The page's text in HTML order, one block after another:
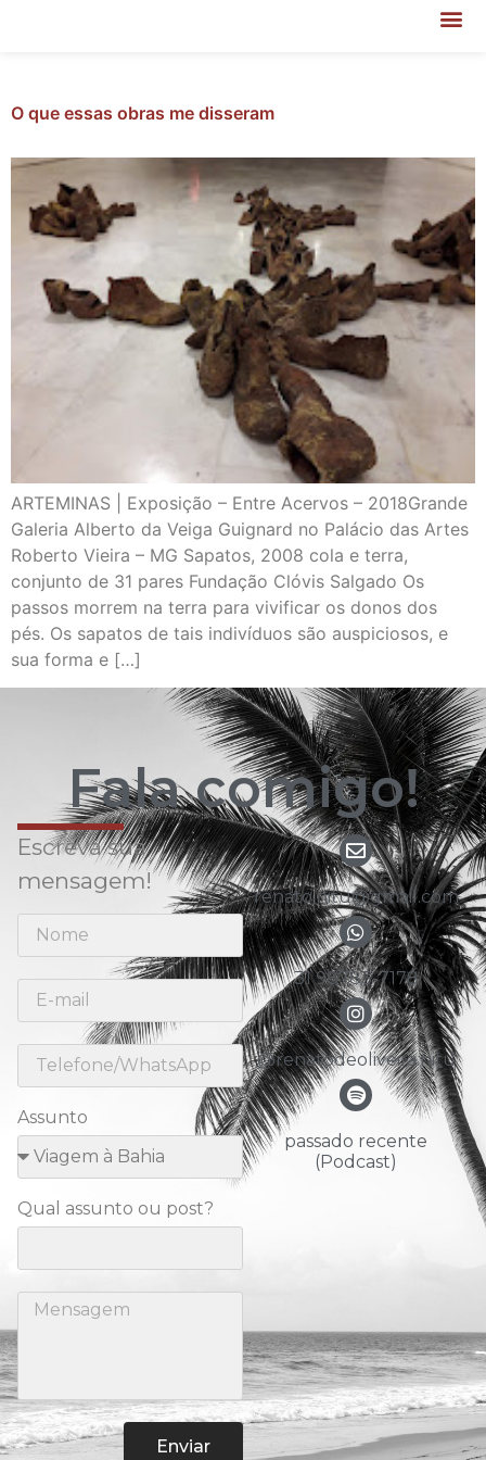
O que essas obras me disseram
ARTEMINAS | Exposição – Entre Acervos – 2018Grande
Galeria Alberto da Veiga Guignard no Palácio das Artes
Roberto Vieira – MG Sapatos, 2008 cola e terra,
conjunto de 31 pares Fundação Clóvis Salgado Os
passos morrem na terra para vivificar os donos dos
pés. Os sapatos de tais indivíduos são auspiciosos, e
sua forma e […]
Fala comigo!
Escreva sua
mensagem!
Assunto
Qual assunto ou post?
Enviar
renato.nitu@gmail.com
31 98783-7178
@renatodeoliveira.nitu
passado recente
(Podcast)